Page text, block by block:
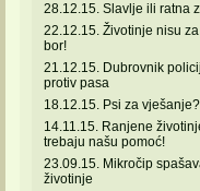
28.12.15. Slavlje ili ratna
22.12.15. Životinje nisu za
bor!
21.12.15. Dubrovnik
protiv pasa
18.12.15. Psi za vješanje?
14.11.15. Ranjene
trebaju našu pomoć!
23.09.15. Mikročip
životinje